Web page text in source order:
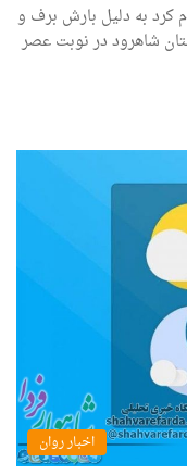
کرد به دلیل بارش برف و
شاهرود در نوبت عصر
اخبار روان